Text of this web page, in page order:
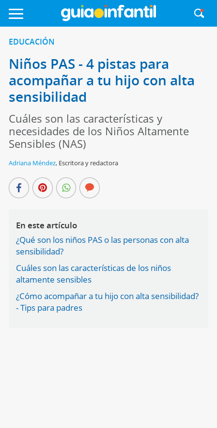
EDUCACIÓN
Niños PAS - 4 pistas para
acompañar a tu hijo con alta
sensibilidad
Cuáles son las características y
necesidades de los Niños Altamente
Sensibles (NAS)
Adriana Méndez, Escritora y redactora
En este artículo
¿Qué son los niños PAS o las personas con alta
sensibilidad?
Cuáles son las características de los niños
altamente sensibles
¿Cómo acompañar a tu hijo con alta sensibilidad?
- Tips para padres